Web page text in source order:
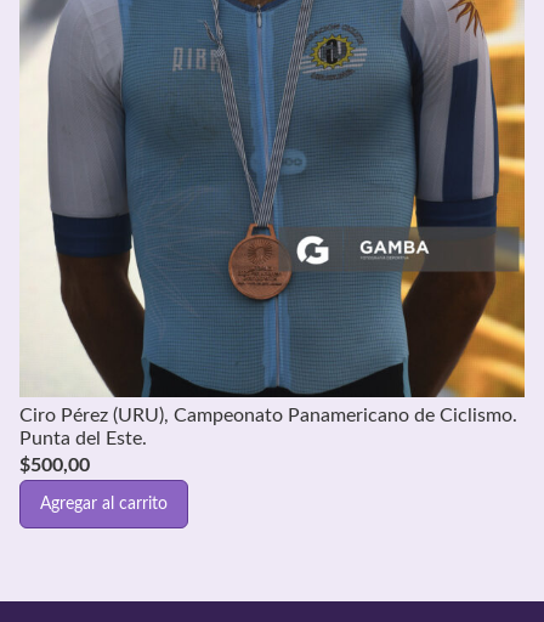
Ciro Pérez (URU), Campeonato Panamericano de Ciclismo.
Punta del Este.
$500,00
Agregar al carrito